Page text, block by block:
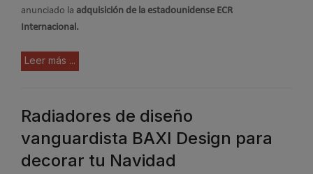
anunciado la adquisición de la estadounidense ECR
Internacional.
Leer más ...
Radiadores de diseño
vanguardista BAXI Design para
decorar tu Navidad